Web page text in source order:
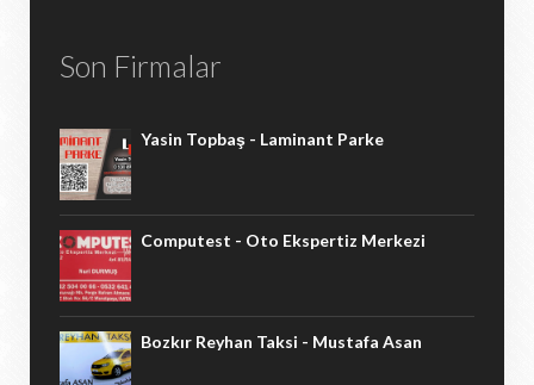
Son Firmalar
Yasin Topbaş - Laminant Parke
Computest - Oto Ekspertiz Merkezi
Bozkır Reyhan Taksi - Mustafa Asan